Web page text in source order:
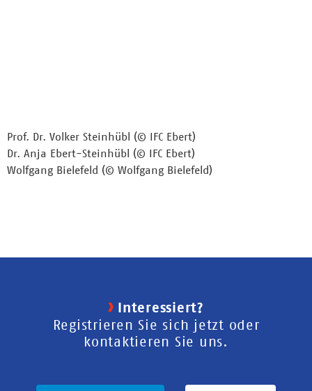
Prof. Dr. Volker Steinhübl (© IFC Ebert)
Dr. Anja Ebert-Steinhübl (© IFC Ebert)
Wolfgang Bielefeld (© Wolfgang Bielefeld)
Interessiert?
Registrieren Sie sich jetzt oder
kontaktieren Sie uns.